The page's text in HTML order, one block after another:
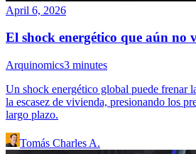
April 6, 2026
El shock energético que aún no
Arquinomics3 minutes
Un shock energético global puede frenar
la escasez de vivienda, presionando los
largo plazo.
Tomás Charles A.